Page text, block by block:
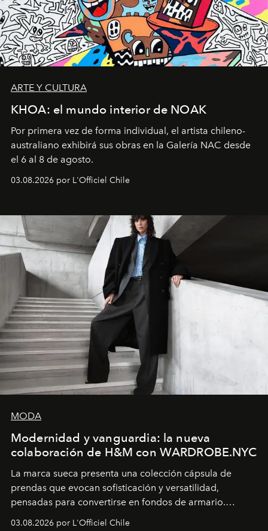
ARTE Y CULTURA
KHOA: el mundo interior de NOAK
Por primera vez de forma individual, el artista chileno-
australiano exhibirá sus obras en la Galería NAC desde
el 6 al 8 de agosto.
03.08.2026 por L'Officiel Chile
MODA
Modernidad y vanguardia: la nueva
colaboración de H&M con WARDROBE.NYC
La marca sueca presenta una colección cápsula de
prendas que evocan sofisticación y versatilidad,
pensadas para convertirse en fondos de armario.
Disponible en Chile desde el 6 de agosto.
03.08.2026 por L'Officiel Chile